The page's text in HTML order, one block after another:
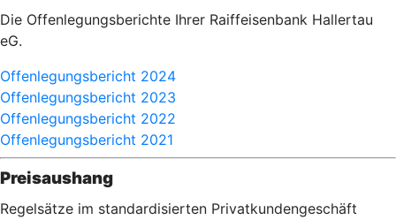
Die Offenlegungsberichte Ihrer Raiffeisenbank Hallertau
eG.
Offenlegungsbericht 2024
Offenlegungsbericht 2023
Offenlegungsbericht 2022
Offenlegungsbericht 2021
Preisaushang
Regelsätze im standardisierten Privatkundengeschäft